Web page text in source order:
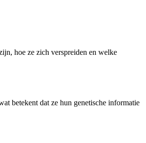
hoe ze zich verspreiden en welke
betekent dat ze hun genetische informatie